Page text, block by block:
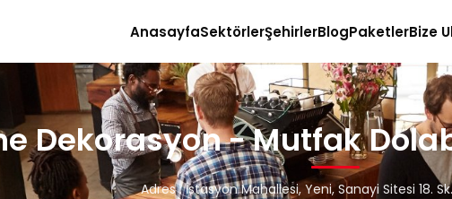
AnasayfaSektörlerŞehirlerBlogPaketlerBize
Dekorasyon - Mutfak
Adres : İstasyon Mahallesi, Yeni, Sanayi Sitesi 18.